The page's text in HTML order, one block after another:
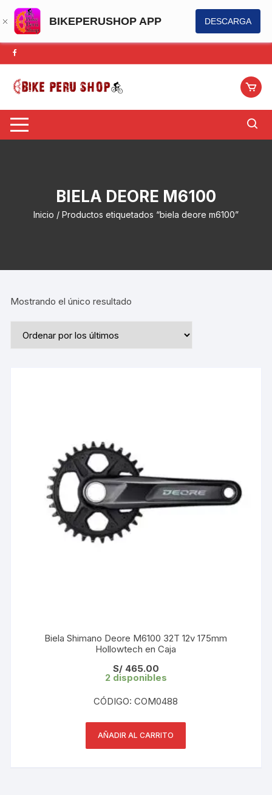
BIKEPERUSHOP APP DESCARGA
Saltar
al
contenido
BIELA DEORE M6100
Inicio / Productos etiquetados “biela deore m6100”
Mostrando el único resultado
Biela Shimano Deore M6100 32T 12v 175mm
Hollowtech en Caja
S/465.00
2 disponibles
CÓDIGO: COM0488
AÑADIR AL CARRITO